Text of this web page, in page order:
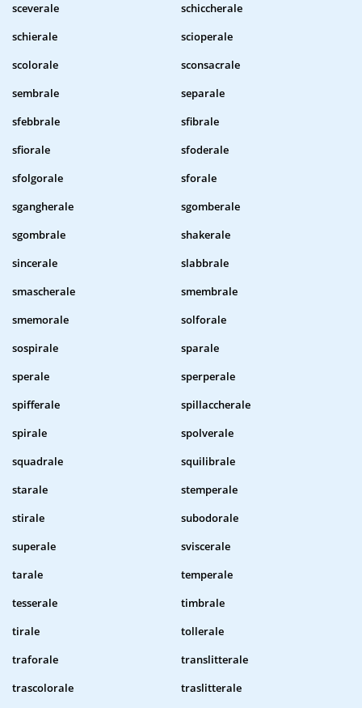
sceverale
schiccherale
schierale
scioperale
scolorale
sconsacrale
sembrale
separale
sfebbrale
sfibrale
sfiorale
sfoderale
sfolgorale
sforale
sgangherale
sgomberale
sgombrale
shakerale
sincerale
slabbrale
smascherale
smembrale
smemorale
solforale
sospirale
sparale
sperale
sperperale
spifferale
spillaccherale
spirale
spolverale
squadrale
squilibrale
starale
stemperale
stirale
subodorale
superale
sviscerale
tarale
temperale
tesserale
timbrale
tirale
tollerale
traforale
translitterale
trascolorale
traslitterale